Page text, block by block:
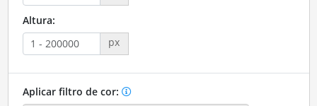
Altura:
px
Aplicar filtro de cor: